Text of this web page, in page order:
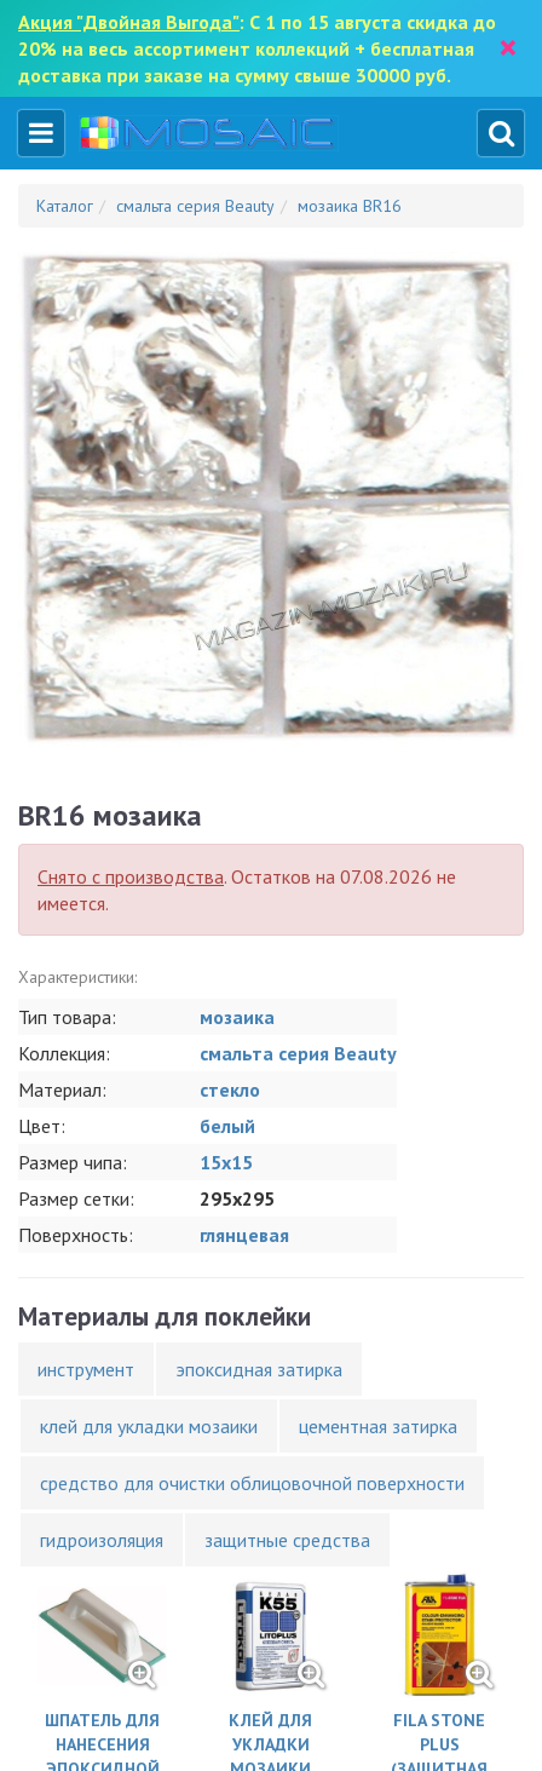
Акция "Двойная Выгода": С 1 по 15 августа скидка до
20% на весь ассортимент коллекций + бесплатная
доставка при заказе на сумму свыше 30000 руб.
×
Каталог смальта серия Beauty мозаика BR16
BR16 мозаика
Снято с производства. Остатков на 07.08.2026 не
имеется.
Характеристики:
Тип товара:
мозаика
Коллекция:
смальта серия Beauty
Материал:
стекло
Цвет:
белый
Размер чипа:
15x15
Размер сетки:
295x295
Поверхность:
глянцевая
Материалы для поклейки
инструмент эпоксидная затирка
клей для укладки мозаики цементная затирка
средство для очистки облицовочной поверхности
гидроизоляция защитные средства
ШПАТЕЛЬ ДЛЯ
НАНЕСЕНИЯ
КЛЕЙ ДЛЯ
УКЛАДКИ
FILA STONE
PLUS